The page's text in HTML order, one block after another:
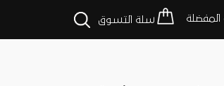
المفضلة سلة التسوق